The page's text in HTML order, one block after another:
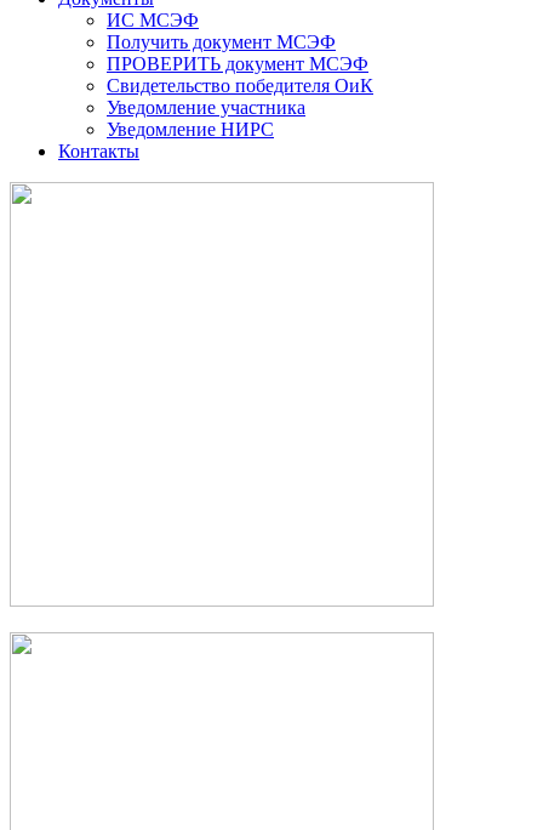
ИС МСЭФ
Получить документ МСЭФ
ПРОВЕРИТЬ документ МСЭФ
Свидетельство победителя ОиК
Уведомление участника
Уведомление НИРС
Контакты